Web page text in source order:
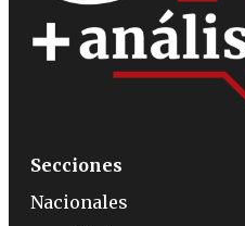
Secciones
Nacionales